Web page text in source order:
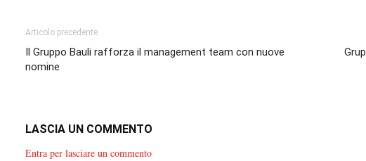
Articolo precedente
Il Gruppo Bauli rafforza il management team con nuove
nomine
LASCIA UN COMMENTO
Entra per lasciare un commento